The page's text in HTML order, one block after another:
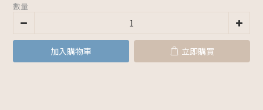
數量
加入購物車 立即購買